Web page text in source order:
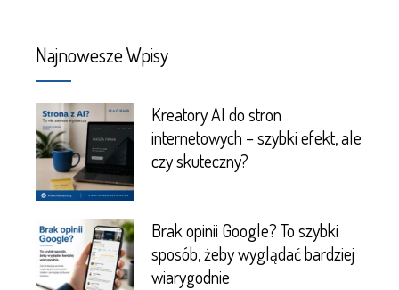
Najnowesze Wpisy
Kreatory AI do stron
internetowych – szybki efekt, ale
czy skuteczny?
Brak opinii Google? To szybki
sposób, żeby wyglądać bardziej
wiarygodnie